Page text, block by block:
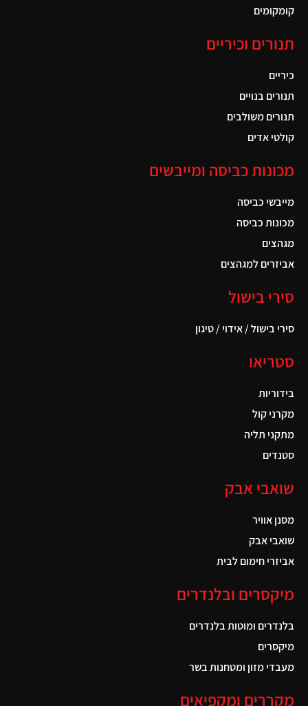
קומקומים
תנורים וכיריים
כיריים
תנורים בנויים
תנורים משולבים
קולטי אדים
מכונות כביסה ומייבשים
מייבשי כביסה
מכונות כביסה
מגהצים
אביזרים למגהצים
סירי בישול
סירי בישול / אידוי / טיגון
סטריאו
בידוריות
מקרני קול
מתקני תליה
סטנדים
שואבי אבק
מסנן אוויר
שואבי אבק
אביזרי חימום לבית
מיקסרים ובלנדרים
בלנדרים ומוטות בלנדרים
מיקסרים
מעבדי מזון ומטחנות בשר
מקררים ומקפיאים